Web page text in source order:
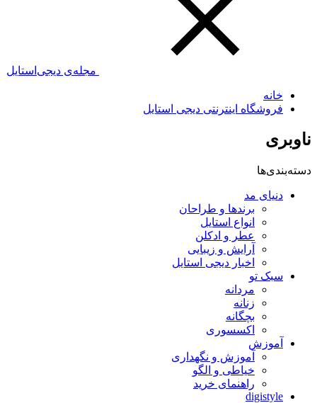
مجله‌ی دیجی‌استایل
خانه
فروشگاه اینترنتی دیجی استایل
ناوبری
دسته‌بندی‌ها
دنیای مد
برندها و طراحان
انواع استایل
عطر و ادکلن
آرایش و زیبایی
اخبار دیجی استایل
سبک تو
مردانه
زنانه
بچگانه
اکسسوری
آموزش
آموزش و نگهداری
خیاطی و الگو
راهنمای خرید
digistyle